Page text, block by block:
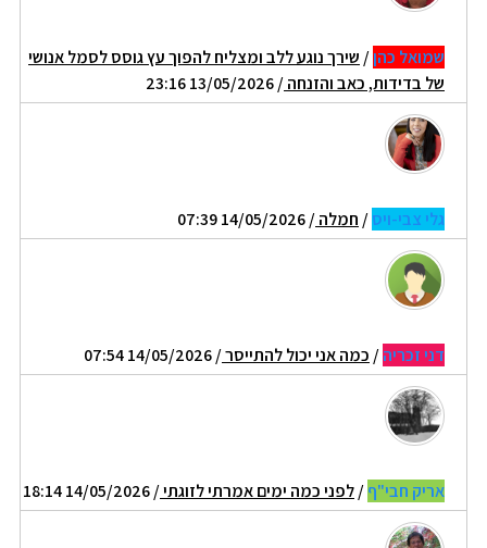
שמואל כהן/ שירך נוגע ללב ומצליח להפוך עץ גוסס לסמל אנושי
של בדידות, כאב והזנחה/ 13/05/2026 23:16
גלי צבי-ויס/ חמלה/ 14/05/2026 07:39
דני זכריה/ כמה אני יכול להתייסר/ 14/05/2026 07:54
אריק חבי"ף/לפני כמה ימים אמרתי לזוגתי/ 14/05/2026 18:14